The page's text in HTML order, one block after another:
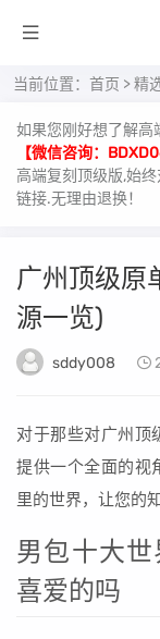
当前位置： 首页 >精
如果您刚好想了解
【微信咨询：
高端复刻顶级版,始
链接.无理由退换！
广州顶级原
源一览)
sddy008
对于那些对广州顶
提供一个全面的视
里的世界，让您的
男包十大
喜爱的吗